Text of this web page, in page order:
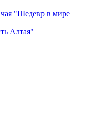
чая "Шедевр в мире
Алтая"